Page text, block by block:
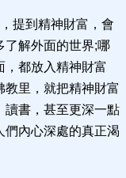
提到精神財富，會
了解外面的世界;哪
，都放入精神財富
里，就把精神財富
讀書，甚至更深一點
們內心深處的真正渴